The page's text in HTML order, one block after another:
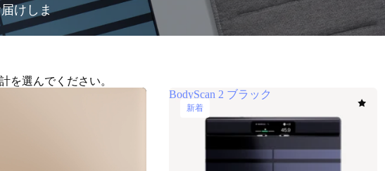
けしま
を選んでください。
BodyScan 2 ブラック
新着